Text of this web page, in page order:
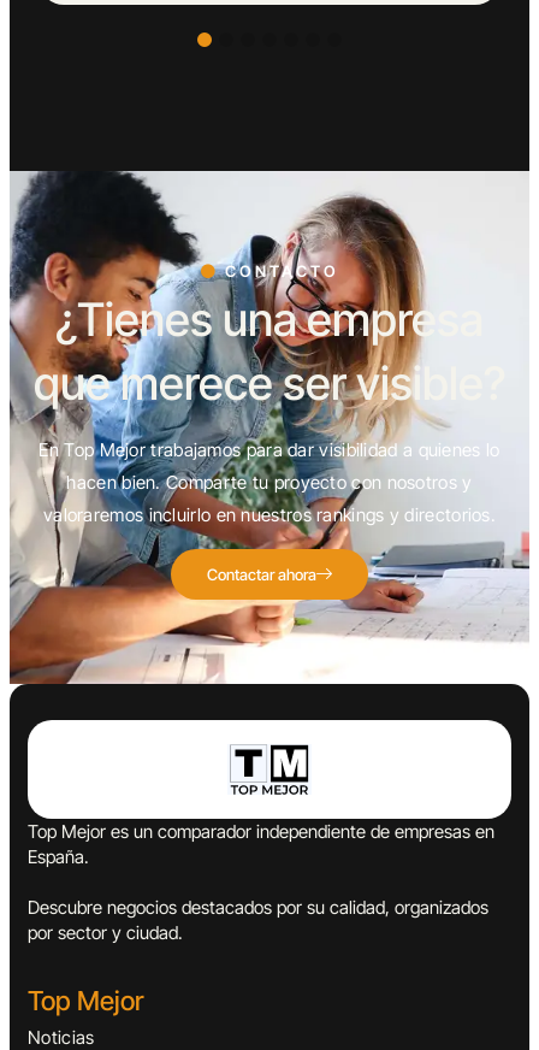
CONTACTO
¿Tienes una empresa
que merece ser visible?
En Top Mejor trabajamos para dar visibilidad a quienes lo
hacen bien. Comparte tu proyecto con nosotros y
valoraremos incluirlo en nuestros rankings y directorios.
Contactar ahora
Top Mejor es un comparador independiente de empresas en
España.
Descubre negocios destacados por su calidad, organizados
por sector y ciudad.
Top Mejor
Noticias